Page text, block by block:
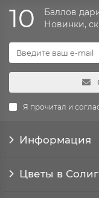
10
Баллов
Новинки,
Я прочитал и
Информация
Цветы в